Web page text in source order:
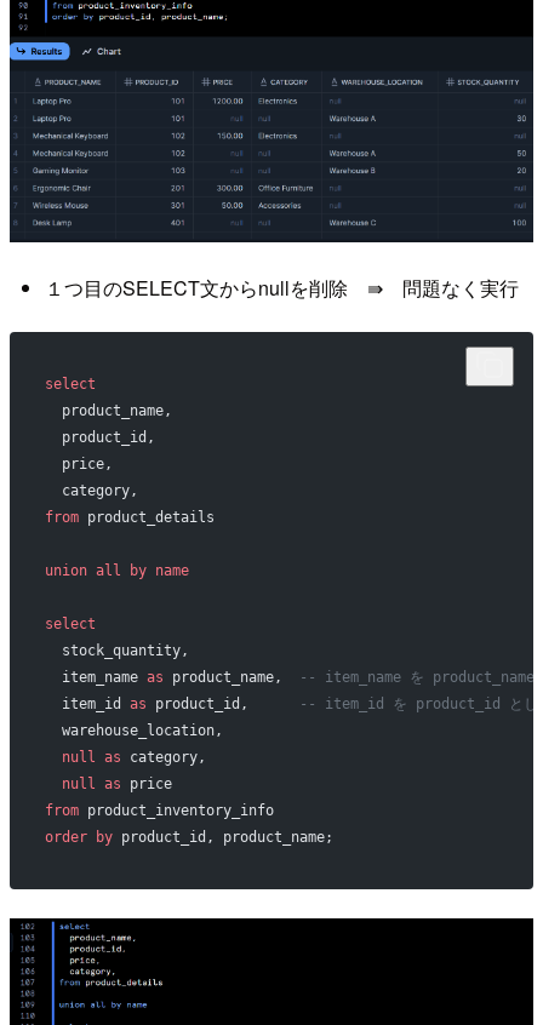
１つ目のSELECT文からnullを削除 ⇛ 問題なく実行
select
  product_name,
  product_id,
  price,
  category,
from product_details
union all by name
select
  stock_quantity,
  item_name
as product_name,
-- item_name を product_name
  item_id
as product_id,
-- item_id を product_id とし
  warehouse_location,
  null
as category,
  null
as price
from product_inventory_info
order by product_id, product_name;